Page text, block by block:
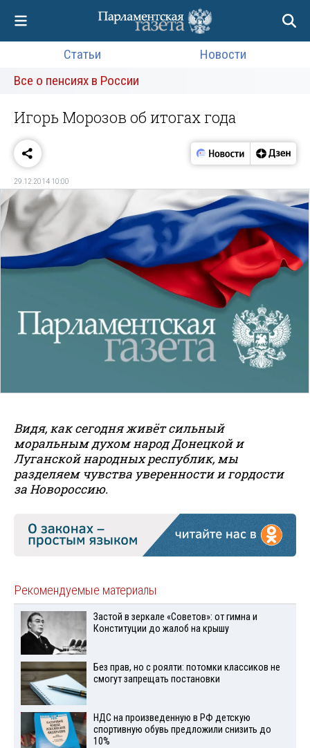
Статьи
Новости
Все о пенсиях в России
Игорь Морозов об итогах года
29.12.2014 10:00
Видя, как сегодня живёт сильный
моральным духом народ Донецкой и
Луганской народных республик, мы
разделяем чувства уверенности и гордости
за Новороссию.
Рекомендуемые материалы
Застой в зеркале «Советов»: от гимна и
Конституции до жалоб на крышу
Без прав, но с роялти: потомки классиков не
смогут запрещать постановки
НДС на произведенную в РФ детскую
спортивную обувь предложили снизить до
10%